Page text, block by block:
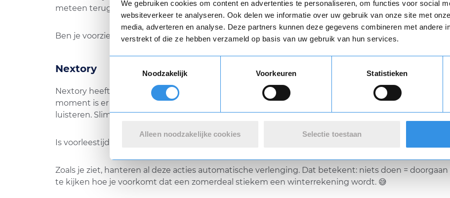
We gebruiken cookies om content en advertenties te personaliseren, om functies voor social
websiteverkeer te analyseren. Ook delen we informatie over uw gebruik van onze site met
media, adverteren en analyse. Deze partners kunnen deze gegevens combineren met andere
verstrekt of die ze hebben verzameld op basis van uw gebruik van hun services.
Noodzakelijk
Voorkeuren Statistieken
Alleen noodzakelijke cookies Selectie toestaan
meteen terug naar Free.
Ben je voorzien in je muzikale behoeften? Dan kun je gemakkelijkSpotify opzeggen.
Nextory
Nextory heeft standaard een proefperiode van 30 dagen. Soms zijn er acties waarmee je 60 dagen
moment is er geen actieve zomeractie bekend. Het voordeel bij Nextory: je kunt direct opzeggen
luisteren. Slim, want je hoeft niets meer te onthouden.
Is voorleestijd voorbij?
Zoals je ziet, hanteren al deze acties automatische verlenging. Dat betekent: niets doen =
te kijken hoe je voorkomt dat een zomerdeal stiekem een winterrekening wordt. 😅